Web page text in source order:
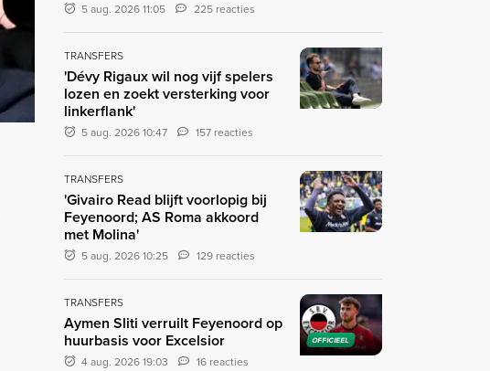
5 aug. 2026 11:05 225 reacties
TRANSFERS
'Dévy Rigaux wil nog vijf spelers
lozen en zoekt versterking voor
linkerflank'
5 aug. 2026 10:47 157 reacties
TRANSFERS
'Givairo Read blijft voorlopig bij
Feyenoord; AS Roma akkoord
met Molina'
5 aug. 2026 10:25 129 reacties
OFFICIEEL
TRANSFERS
Aymen Sliti verruilt Feyenoord op
huurbasis voor Excelsior
4 aug. 2026 19:03 16 reacties